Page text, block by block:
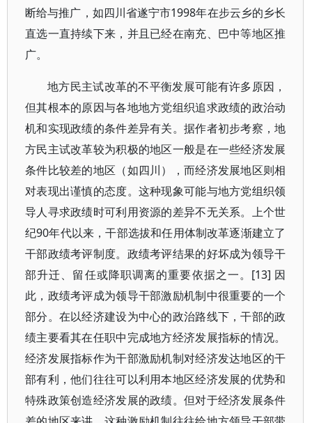
断给与推广，如四川省遂宁市1998年在步云乡的乡长
直选一直持续下来，并且已经在南充、巴中等地区推
广。
地方民主试改革的不平衡发展可能有许多原因，
但其根本的原因与各地地方党组织追求政绩的政治动
机和实现政绩的条件差异有关。据作者初步考察，地
方民主试改革较为积极的地区一般是在一些经济发展
条件比较差的地区（如四川），而经济发展地区则相
对表现出谨慎的态度。这种现象可能与地方党组织领
导人寻求政绩时可利用资源的差异不无关系。上个世
纪90年代以来，干部选拔和任用体制改革逐渐建立了
干部政绩考评制度。政绩考评结果的好坏成为领导干
部升迁、留任或降职调离的重要依据之一。[13] 因
此，政绩考评成为领导干部激励机制中很重要的一个
部分。在以经济建设为中心的政治路线下，干部的政
绩主要看其在任职中完成地方经济发展指标的情况。
经济发展指标作为干部激励机制对经济发达地区的干
部有利，他们往往可以利用本地区经济发展的优势和
特殊政策创造经济发展的政绩。但对于经济发展条件